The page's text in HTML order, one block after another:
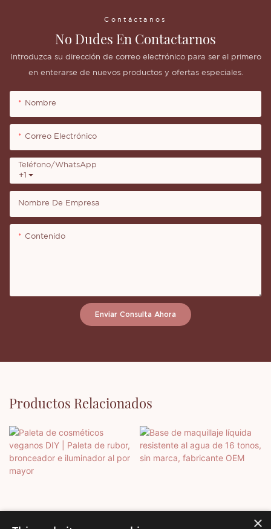
Contáctanos
No Dudes En Contactarnos
Introduzca su dirección de correo electrónico para ser el primero
en enterarse de nuevos productos y ofertas especiales.
Nombre
Correo Electrónico
+1
Teléfono/WhatsApp
Nombre De Empresa
Contenido
Enviar Consulta Ahora
Productos Relacionados
×